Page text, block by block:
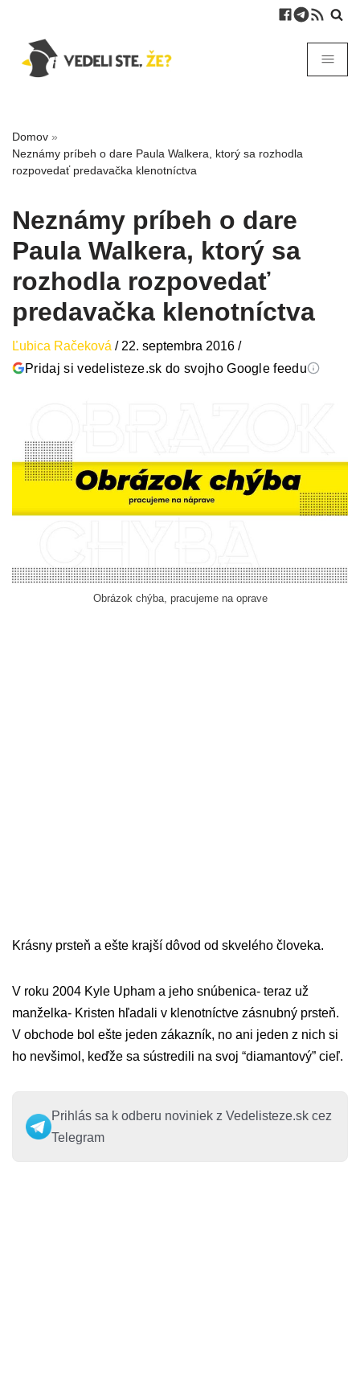
Domov »
Neznámy príbeh o dare Paula Walkera, ktorý sa rozhodla
rozpovedať predavačka klenotníctva
Neznámy príbeh o dare
Paula Walkera, ktorý sa
rozhodla rozpovedať
predavačka klenotníctva
Ľubica Račeková / 22. septembra 2016 /
Pridaj si vedelisteze.sk do svojho Google feedu
Obrázok chýba, pracujeme na oprave
Krásny prsteň a ešte krajší dôvod od skvelého človeka.
V roku 2004 Kyle Upham a jeho snúbenica- teraz už
manželka- Kristen hľadali v klenotníctve zásnubný prsteň.
V obchode bol ešte jeden zákazník, no ani jeden z nich si
ho nevšimol, keďže sa sústredili na svoj “diamantový” cieľ.
Prihlás sa k odberu noviniek z Vedelisteze.sk cez
Telegram